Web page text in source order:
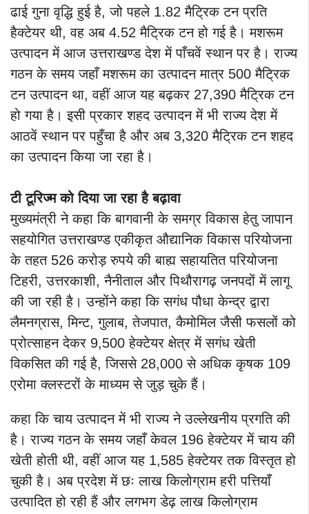
ढाई गुना वृद्धि हुई है, जो पहले 1.82 मैट्रिक टन प्रति
हैक्टेयर थी, वह अब 4.52 मैट्रिक टन हो गई है। मशरूम
उत्पादन में आज उत्तराखण्ड देश में पाँचवें स्थान पर है। राज्य
गठन के समय जहाँ मशरूम का उत्पादन मात्र 500 मैट्रिक
टन उत्पादन था, वहीं आज यह बढ़कर 27,390 मैट्रिक टन
हो गया है। इसी प्रकार शहद उत्पादन में भी राज्य देश में
आठवें स्थान पर पहुँचा है और अब 3,320 मैट्रिक टन शहद
का उत्पादन किया जा रहा है।
टी टूरिज्म को दिया जा रहा है बढ़ावा
मुख्यमंत्री ने कहा कि बागवानी के समग्र विकास हेतु जापान
सहयोगित उत्तराखण्ड एकीकृत औद्यानिक विकास परियोजना
के तहत 526 करोड़ रुपये की बाह्य सहायतित परियोजना
टिहरी, उत्तरकाशी, नैनीताल और पिथौरागढ़ जनपदों में लागू
की जा रही है। उन्होंने कहा कि सगंध पौधा केन्द्र द्वारा
लैमनग्रास, मिन्ट, गुलाब, तेजपात, कैमोमिल जैसी फसलों को
प्रोत्साहन देकर 9,500 हेक्टेयर क्षेत्र में सगंध खेती
विकसित की गई है, जिससे 28,000 से अधिक कृषक 109
एरोमा क्लस्टरों के माध्यम से जुड़ चुके हैं।
कहा कि चाय उत्पादन में भी राज्य ने उल्लेखनीय प्रगति की
है। राज्य गठन के समय जहाँ केवल 196 हेक्टेयर में चाय की
खेती होती थी, वहीं आज यह 1,585 हेक्टेयर तक विस्तृत हो
चुकी है। अब प्रदेश में छः लाख किलोग्राम हरी पत्तियाँ
उत्पादित हो रही हैं और लगभग डेढ़ लाख किलोग्राम